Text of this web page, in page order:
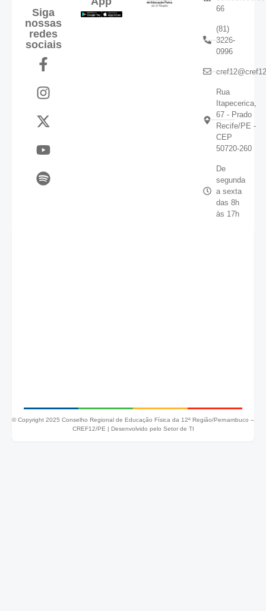
Siga
nossas
redes
sociais
66
(81)
3226-
0996
Rua
Itapecerica,
67 - Prado
Recife/PE -
CEP
50720-260
De
segunda
a sexta
das 8h
às 17h
© Copyright 2025 Conselho Regional de Educação Física da 12ª Região/Pernambuco –
CREF12/PE | Desenvolvido pelo Setor de TI